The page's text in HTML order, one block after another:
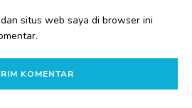
situs web saya di browser ini